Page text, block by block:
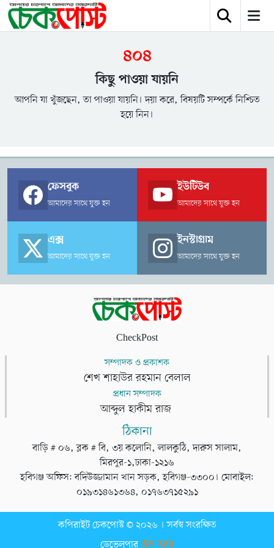
৪০৪
কিছু পাওয়া যায়নি
আপনি যা খুঁজছেন, তা পাওয়া যায়নি। দয়া করে, বিষয়টি সম্পর্কে নিশ্চিত
হয়ে নিন।
ফেসবুক
আমাদের সাথে যুক্ত হন
ইউটিউব
আমাদের সাথে যুক্ত হন
এক্স
আমাদের সাথে যুক্ত হন
ইনস্টাগ্রাম
আমাদের সাথে যুক্ত হন
CheckPost
সম্পাদক ও প্রকাশক
শেখ শাহাউর রহমান বেলাল
প্রধান সম্পাদক
আব্দুল হাকীম রাজ
ঠিকানা
বাড়ি # ০৬, ব্লক # বি, ৩য় কলোনি, লালকুঠি, দারুস সালাম,
মিরপুর-১,ঢাকা-১২১৬
হবিগঞ্জ অফিস: বদিউজ্জামান খান সড়ক, হবিগঞ্জ-৩৩০০। মোবাইল:
০১৯৩১৪৬১৩৬৪, ০১৭৬৩৭১৫২৯১
কপিরাইট চেকপোস্ট © ২০২৬ । সর্বস্ব সংরক্ষিত
ডেভেলপারটেক তরঙ্গ